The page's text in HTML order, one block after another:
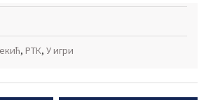
, РТК, У игри